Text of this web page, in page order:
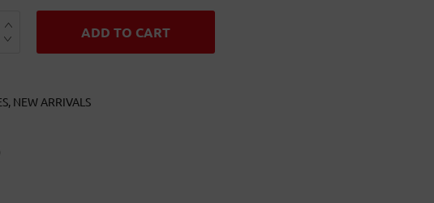
ADD TO CART
, NEW ARRIVALS